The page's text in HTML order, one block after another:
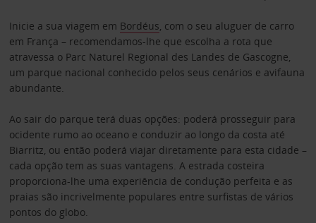
Inicie a sua viagem em Bordéus, com o seu aluguer de carro
em França – recomendamos-lhe que escolha a rota que
atravessa o Parc Naturel Regional des Landes de Gascogne,
um parque nacional conhecido pelos seus cenários e avifauna
abundante.
Ao sair do parque terá duas opções: poderá prosseguir para
ocidente rumo ao oceano e conduzir ao longo da costa até
Biarritz, ou então poderá viajar diretamente para esta cidade –
cada opção tem as suas vantagens. A estrada costeira
proporciona-lhe uma experiência de condução perfeita e as
praias são incrivelmente populares entre surfistas de vários
pontos do globo.